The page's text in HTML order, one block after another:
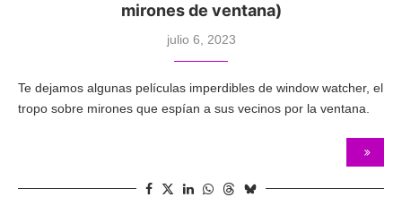
mirones de ventana)
julio 6, 2023
Te dejamos algunas películas imperdibles de window watcher, el
tropo sobre mirones que espían a sus vecinos por la ventana.